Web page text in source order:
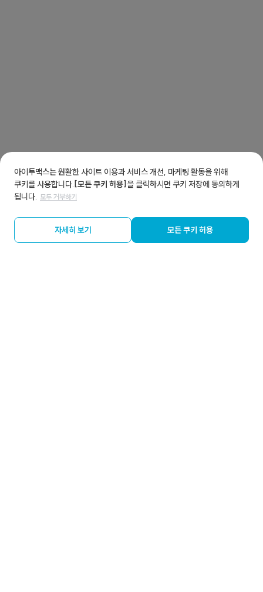
아이투맥스는 원활한 사이트 이용과 서비스 개선, 마케팅 활동을 위해
쿠키를 사용합니다. [모든 쿠키 허용]을 클릭하시면 쿠키 저장에 동의하게
됩니다. 모두 거부하기
자세히 보기 모든 쿠키 허용